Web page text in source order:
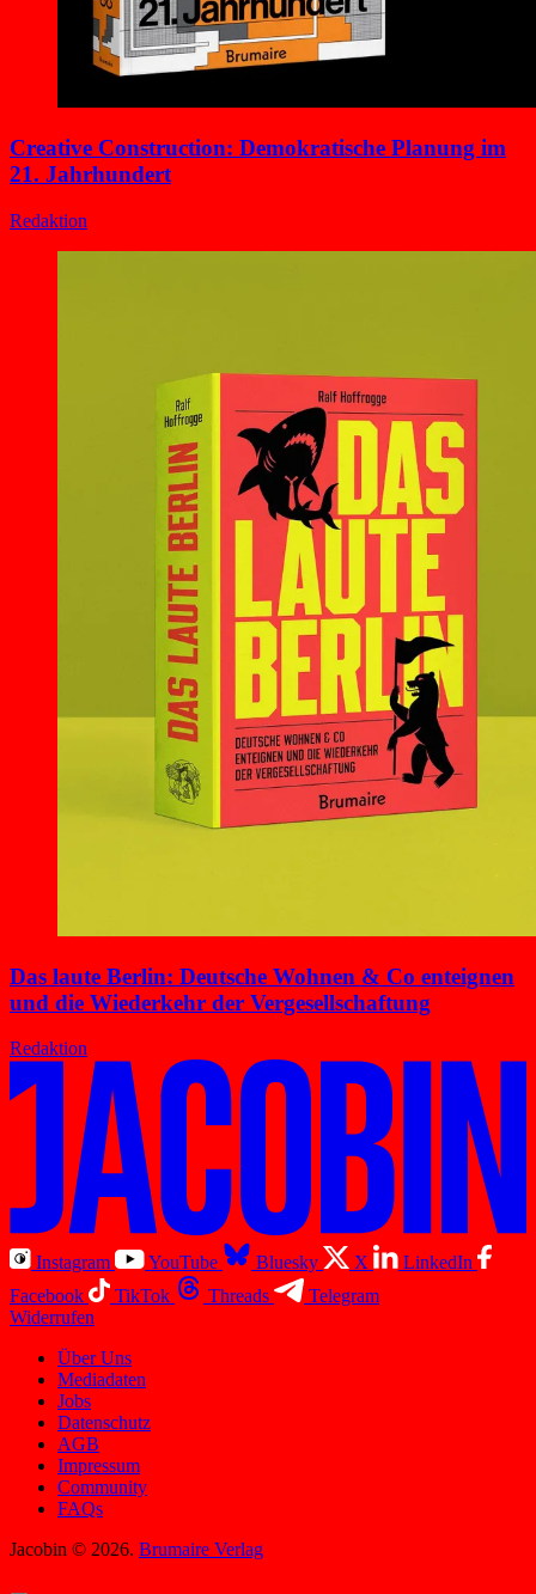
Creative Construction: Demokratische Planung im
21. Jahrhundert
Redaktion
Das laute Berlin: Deutsche Wohnen & Co enteignen
und die Wiederkehr der Vergesellschaftung
Redaktion
Instagram YouTube Bluesky X
LinkedIn
Facebook
TikTok Threads
Telegram
Widerrufen
Über Uns
Mediadaten
Jobs
Datenschutz
AGB
Impressum
Community
FAQs
Jacobin © 2026. Brumaire Verlag